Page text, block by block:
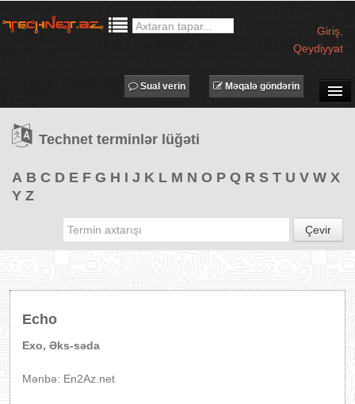
Giriş
Qeydiyyat
TƏDBİRLƏR
PROQRAMLAR
Məqalə göndərin
Sual verin
Technet terminlər lüğəti
A B C D E F G H I J K L M N O P Q R S T U V W X
Y Z
Çevir
Echo
Exo, Əks-səda
Mənbə: En2Az.net